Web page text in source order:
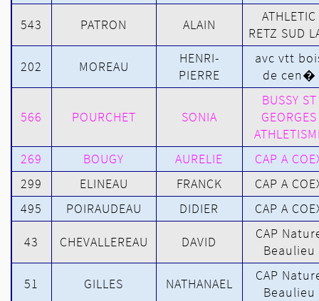
543 PATRON ALAIN
ATHLETIC
RETZ SUD
202 MOREAU
HENRI-
PIERRE
avc vtt
de cen�
566 POURCHET SONIA
BUSSY ST
GEORGES
269
BOUGY AURELIE
CAP A
299
ELINEAU FRANCK
CAP A
495
POIRAUDEAU DIDIER CAP A
43 CHEVALLEREAU DAVID
CAP
Beaulieu
51 GILLES NATHANAEL
CAP
Beaulieu